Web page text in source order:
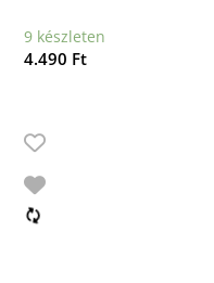
9 készleten
4.490 Ft